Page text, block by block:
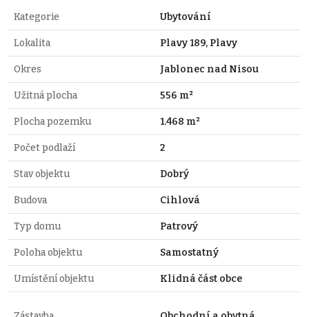
Kategorie Ubytování
Lokalita Plavy 189, Plavy
Okres Jablonec nad Nisou
Užitná plocha 556 m²
Plocha pozemku 1.468 m²
Počet podlaží 2
Stav objektu Dobrý
Budova Cihlová
Typ domu Patrový
Poloha objektu Samostatný
Umístění objektu Klidná část obce